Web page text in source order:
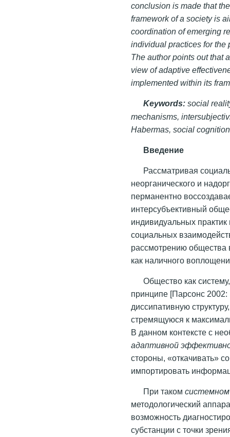
conclusion is made that
framework of a society is
coordination of emerging
individual practices for the
The author points out that
view of adaptive
implemented within its
Keywords: social
mechanisms,
Habermas, social
Введение
Рассматривая
неорганического и
перманентно
интерсубъективный
индивидуальных
социальных
рассмотрению общества
как наличного
Общество как
принципе [Парсонс 2002:
диссипативную
стремящуюся к
В данном контексте с
адаптивной
стороны, «откачивать»
импортировать
При такомсистемном
методологический
возможность
субстанции с точки